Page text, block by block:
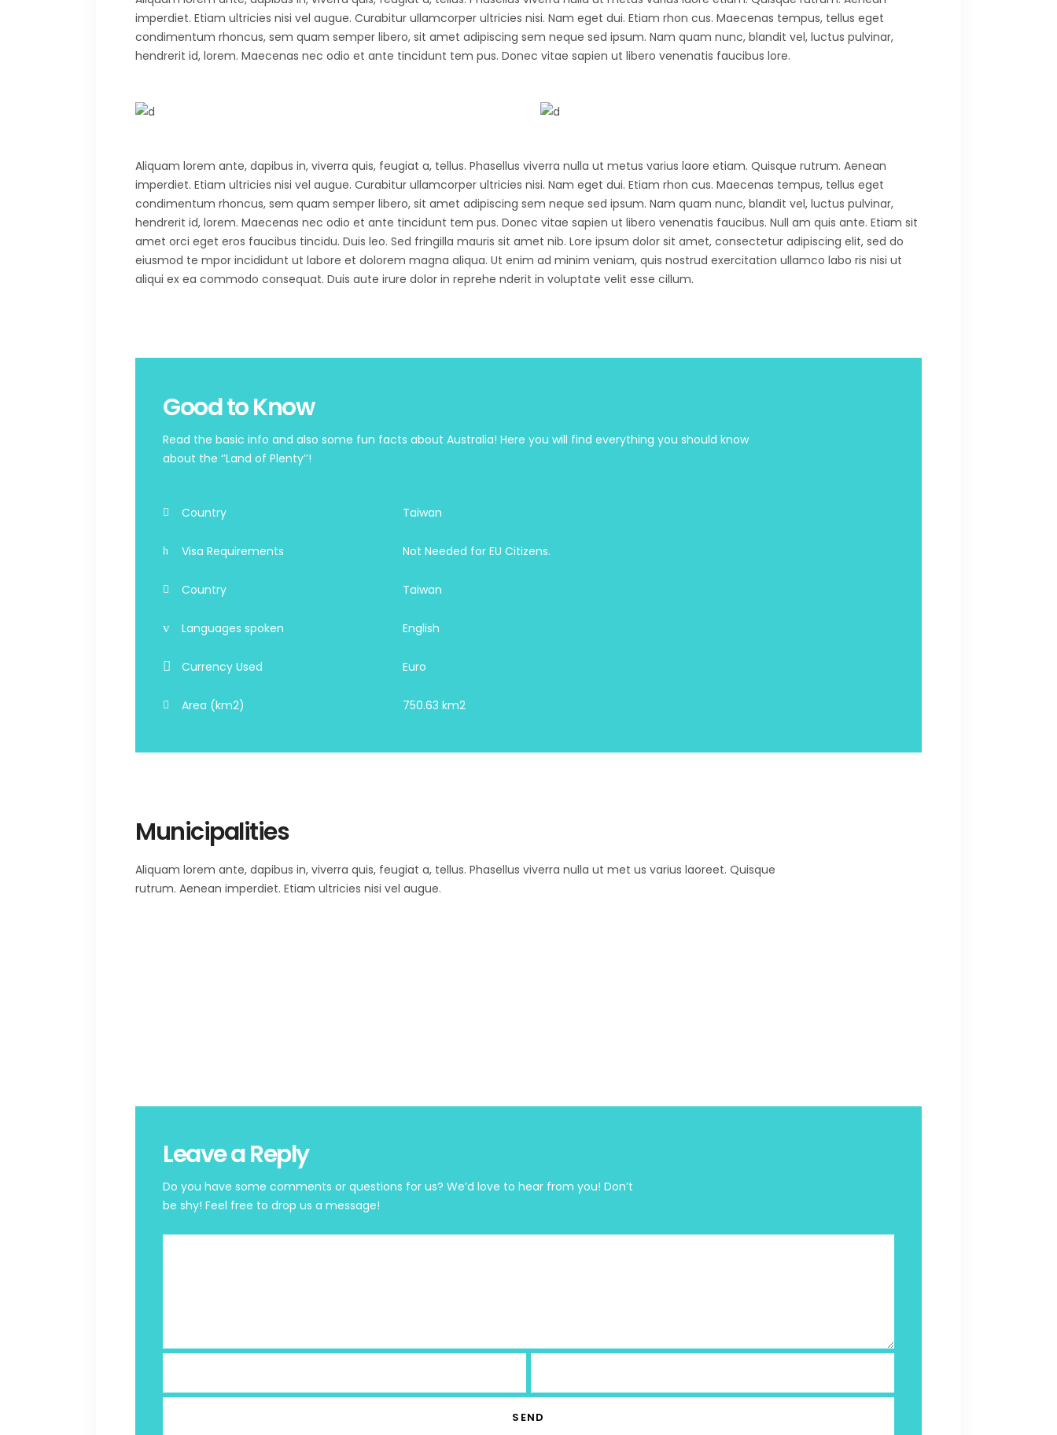
imperdiet. Etiam ultricies nisi vel augue. Curabitur ullamcorper ultricies nisi. Nam eget dui. Etiam rhon cus. Maecenas tempus, tellus eget
condimentum rhoncus, sem quam semper libero, sit amet adipiscing sem neque sed ipsum. Nam quam nunc, blandit vel, luctus pulvinar,
hendrerit id, lorem. Maecenas nec odio et ante tincidunt tem pus. Donec vitae sapien ut libero venenatis faucibus lore.
Aliquam lorem ante, dapibus in, viverra quis, feugiat a, tellus. Phasellus viverra nulla ut metus varius laore etiam. Quisque rutrum. Aenean
imperdiet. Etiam ultricies nisi vel augue. Curabitur ullamcorper ultricies nisi. Nam eget dui. Etiam rhon cus. Maecenas tempus, tellus eget
condimentum rhoncus, sem quam semper libero, sit amet adipiscing sem neque sed ipsum. Nam quam nunc, blandit vel, luctus pulvinar,
hendrerit id, lorem. Maecenas nec odio et ante tincidunt tem pus. Donec vitae sapien ut libero venenatis faucibus. Null am quis ante. Etiam sit
amet orci eget eros faucibus tincidu. Duis leo. Sed fringilla mauris sit amet nib. Lore ipsum dolor sit amet, consectetur adipiscing elit, sed do
eiusmod te mpor incididunt ut labore et dolorem magna aliqua. Ut enim ad minim veniam, quis nostrud exercitation ullamco labo ris nisi ut
aliqui ex ea commodo consequat. Duis aute irure dolor in reprehe nderit in voluptate velit esse cillum.
Good to Know
Read the basic info and also some fun facts about Australia! Here you will find everything you should know
about the ‘’Land of Plenty’’!
Country Taiwan
Visa Requirements Not Needed for EU Citizens.
Country Taiwan
Languages spoken English
Currency Used Euro
Area (km2) 750.63 km2
Municipalities
Aliquam lorem ante, dapibus in, viverra quis, feugiat a, tellus. Phasellus viverra nulla ut met us varius laoreet. Quisque
rutrum. Aenean imperdiet. Etiam ultricies nisi vel augue.
Leave a Reply
Do you have some comments or questions for us? We’d love to hear from you! Don’t
be shy! Feel free to drop us a message!